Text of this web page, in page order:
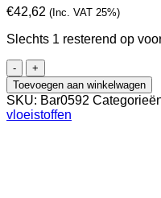
€42,62 (Inc. VAT 25%)
Slechts 1 resterend op
Dash
Bottle
Diamond
Cut
20
Toevoegen aan winkelwagen
SKU: Bar0592
vloeistoffen